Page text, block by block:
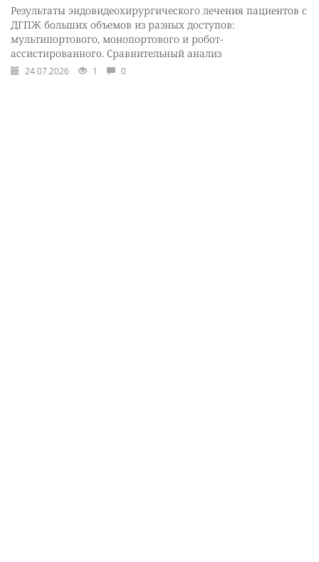
Результаты эндовидеохирургического лечения пациентов с
ДГПЖ больших объемов из разных доступов:
мультипортового, монопортового и робот-
ассистированного. Сравнительный анализ
24.07.2026 1 0